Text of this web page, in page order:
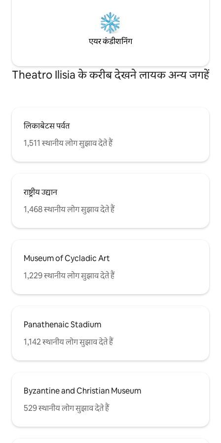
एयर कंडीशनिंग
Theatro Ilisia के करीब देखने लायक अन्य जगहें
लिकाबेटस पर्वत
1,511 स्थानीय लोग सुझाव देते हैं
राष्ट्रीय उद्यान
1,468 स्थानीय लोग सुझाव देते हैं
Museum of Cycladic Art
1,229 स्थानीय लोग सुझाव देते हैं
Panathenaic Stadium
1,142 स्थानीय लोग सुझाव देते हैं
Byzantine and Christian Museum
529 स्थानीय लोग सुझाव देते हैं